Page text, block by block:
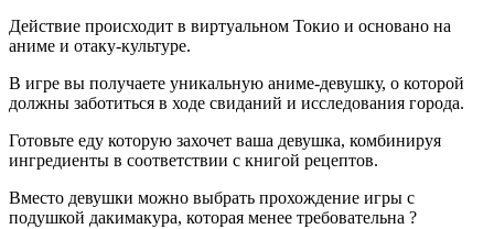
Действие происходит в виртуальном Токио и основано на
аниме и отаку-культуре.
В игре вы получаете уникальную аниме-девушку, о которой
должны заботиться в ходе свиданий и исследования города.
Готовьте еду которую захочет ваша девушка, комбинируя
ингредиенты в соответствии с книгой рецептов.
Вместо девушки можно выбрать прохождение игры с
подушкой дакимакура, которая менее требовательна ?